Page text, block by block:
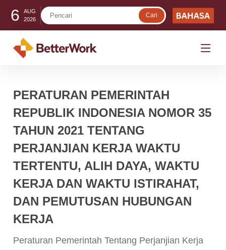
6
AUG
2026
PERATURAN PEMERINTAH
REPUBLIK INDONESIA NOMOR 35
TAHUN 2021 TENTANG
PERJANJIAN KERJA WAKTU
TERTENTU, ALIH DAYA, WAKTU
KERJA DAN WAKTU ISTIRAHAT,
DAN PEMUTUSAN HUBUNGAN
KERJA
Peraturan Pemerintah Tentang Perjanjian Kerja